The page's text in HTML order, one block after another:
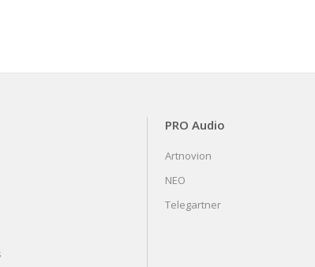
PRO Audio
Artnovion
NEO
Telegartner